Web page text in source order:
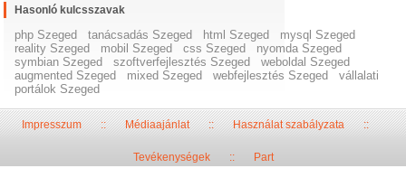
Hasonló kulcsszavak
php Szeged tanácsadás Szeged html Szeged
mysql Szeged
reality Szeged
mobil Szeged css Szeged
nyomda Szeged
symbian Szeged
szoftverfejlesztés Szeged
weboldal Szeged
augmented Szeged
mixed Szeged webfejlesztés Szeged
vállalati
portálok Szeged
Impresszum::Médiaajánlat::Használat szabályzata::
Tevékenységek:: Part